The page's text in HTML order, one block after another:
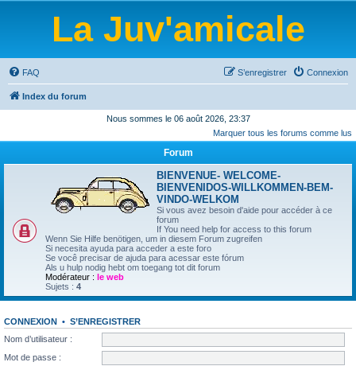
La Juv'amicale
FAQ Connexion
S’enregistrer
Index du forum
Nous sommes le 06 août 2026, 23:37
Marquer tous les forums comme lus
Forum
BIENVENUE- WELCOME-
BIENVENIDOS-WILLKOMMEN-BEM-
VINDO-WELKOM
Si vous avez besoin d'aide pour accéder à ce
forum
If You need help for access to this forum
Wenn Sie Hilfe benötigen, um in diesem Forum zugreifen
Si necesita ayuda para acceder a este foro
Se você precisar de ajuda para acessar este fórum
Als u hulp nodig hebt om toegang tot dit forum
Modérateur : le web
Sujets : 4
CONNEXION • S’ENREGISTRER
Nom d’utilisateur :
Mot de passe :